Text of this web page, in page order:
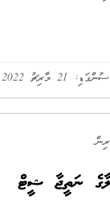
ސުންގަޑި: 21 މާރިޗު 2022 12:00
ނަތީޖާ ޝީޓް